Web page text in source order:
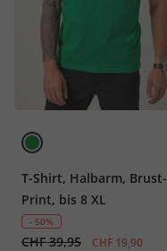
T-Shirt, Halbarm, Brust-
Print, bis 8 XL
- 50%
CHF 39,95 CHF 19,90